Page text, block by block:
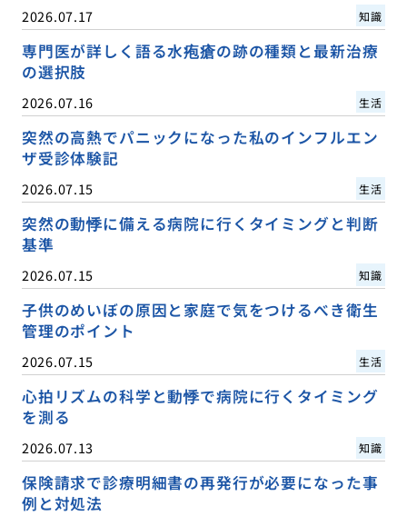
2026.07.17 知識
専門医が詳しく語る水疱瘡の跡の種類と最新治療
の選択肢
2026.07.16 生活
突然の高熱でパニックになった私のインフルエン
ザ受診体験記
2026.07.15 生活
突然の動悸に備える病院に行くタイミングと判断
基準
2026.07.15 知識
子供のめいぼの原因と家庭で気をつけるべき衛生
管理のポイント
2026.07.15 生活
心拍リズムの科学と動悸で病院に行くタイミング
を測る
2026.07.13 知識
保険請求で診療明細書の再発行が必要になった事
例と対処法